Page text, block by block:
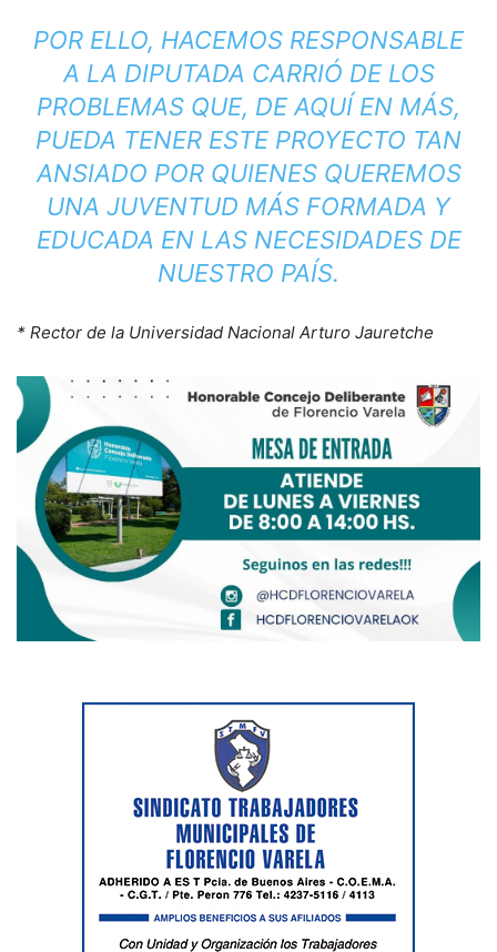
POR ELLO, HACEMOS RESPONSABLE
A LA DIPUTADA CARRIÓ DE LOS
PROBLEMAS QUE, DE AQUÍ EN MÁS,
PUEDA TENER ESTE PROYECTO TAN
ANSIADO POR QUIENES QUEREMOS
UNA JUVENTUD MÁS FORMADA Y
EDUCADA EN LAS NECESIDADES DE
NUESTRO PAÍS.
* Rector de la Universidad Nacional Arturo Jauretche